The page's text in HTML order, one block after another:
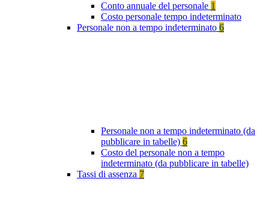
Conto annuale del personale 1
Costo personale tempo indeterminato
Personale non a tempo indeterminato 6
Personale non a tempo indeterminato (da
pubblicare in tabelle) 6
Costo del personale non a tempo
indeterminato (da pubblicare in tabelle)
Tassi di assenza 7